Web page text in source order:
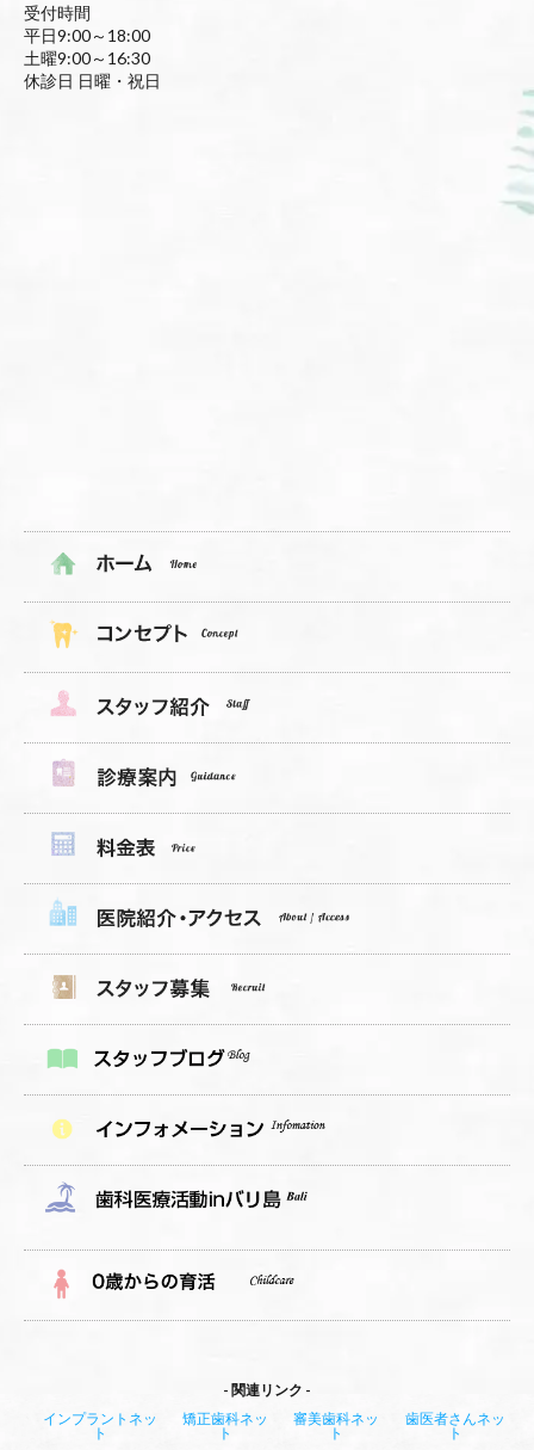
受付時間
平日9:00～18:00
土曜9:00～16:30
休診日 日曜・祝日
関連リンク
インプラントネッ
ト
矯正歯科ネッ
ト
審美歯科ネッ
ト
歯医者さんネッ
ト